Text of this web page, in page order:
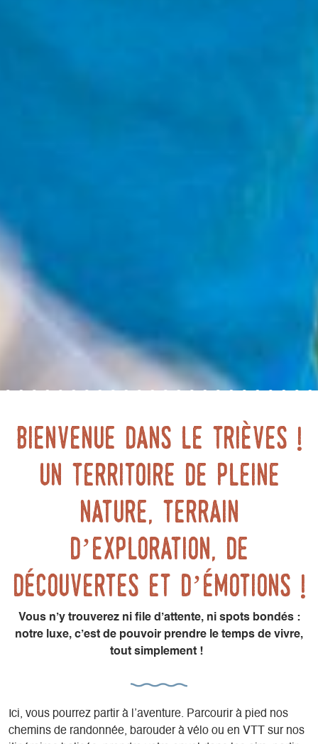
Bienvenue dans le Trièves !
Un territoire de pleine
nature, terrain
d’exploration, de
découvertes et d’émotions !
Vous n’y trouverez ni file d’attente, ni spots bondés :
notre luxe, c’est de pouvoir prendre le temps de vivre,
tout simplement !
Ici, vous pourrez partir à l’aventure. Parcourir à pied nos
chemins de randonnée, barouder à vélo ou en VTT sur nos